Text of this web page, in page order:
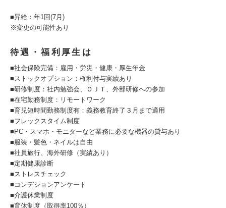
■昇給：年1回(7月)
※変更の可能性あり
待遇・福利厚生は
■社会保険完備：雇用・労災・健康・厚生年金
■ストックオプション：権利付与実績あり
■研修制度：社内勉強会、ＯＪＴ、外部研修への参加
■在宅勤務制度：リモートワーク
■育児短時間勤務制度有：義務教育終了３月まで適用
■フレックスタイム制度
■PC・スマホ・モニターなど業務に必要な機器の貸与あり
■服装・髪色・ネイルは自由
■社員旅行、海外研修（実績あり）
■定期健康診断
■ストレスチェック
■コンデションアンケート
■介護休業制度
■育休制度（取得率100％）